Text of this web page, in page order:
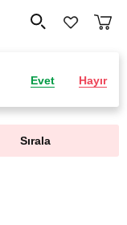
Evet Hayır
Sırala